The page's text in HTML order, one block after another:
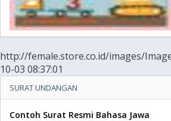
http://female.store.co.id/images/
10-03 08:37:01
SURAT UNDANGAN
Contoh Surat Resmi Bahasa Jawa